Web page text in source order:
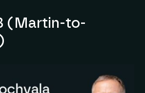
(Martin-to-